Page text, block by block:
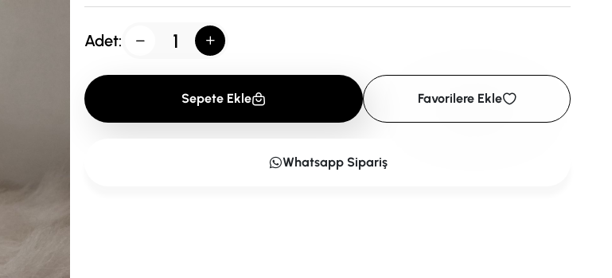
Adet:
Sepete Ekle Favorilere Ekle
Whatsapp Sipariş